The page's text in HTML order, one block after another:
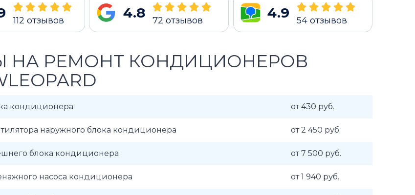
112 отзывов 4.8 72 отзывов 4.9 54отзывов
НА РЕМОНТ КОНДИЦИОНЕРОВ
кондиционера от 430 руб.
наружного блока кондиционера от 2 450 руб.
блока кондиционера от 7 500 руб.
насоса кондиционера от 1 940 руб.